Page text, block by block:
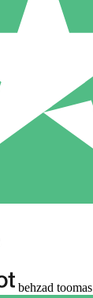
behzad toomas